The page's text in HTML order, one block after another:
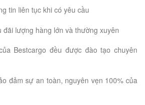
tin liên tục khi có yêu cầu
lượng hàng lớn và thường xuyên
Bestcargo đều được đào tạo chuyên
đảm sự an toàn, nguyên vẹn 100% của